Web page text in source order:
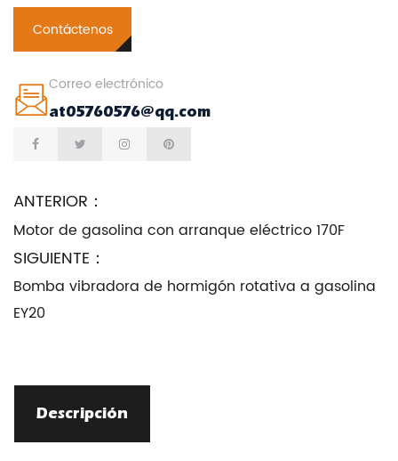
Contáctenos
Correo electrónico
at05760576@qq.com
ANTERIOR：
Motor de gasolina con arranque eléctrico 170F
SIGUIENTE：
Bomba vibradora de hormigón rotativa a gasolina
EY20
Descripción